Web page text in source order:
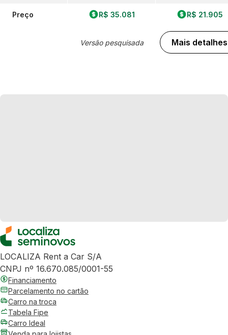
Preço R$ 35.081
Versão pesquisada
R$ 21.905
Mais detalhes
LOCALIZA Rent a Car S/A
CNPJ nº 16.670.085/0001-55
Financiamento
Parcelamento no cartão
Carro na troca
Tabela Fipe
Carro Ideal